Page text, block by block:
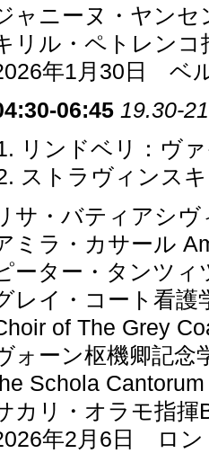
ャニーヌ・ヤン
リル・ペトレン
年1月30日 ベ
06:45 19.30-
リンドベリ：ヴ
ストラヴィンス
サ・バティアシ
ミラ・カサール
ーター・タンツィ
レイ・コート看護
of The Grey
ォーン枢機卿記念
Schola
カリ・オラモ指揮
年2月6日 ロン